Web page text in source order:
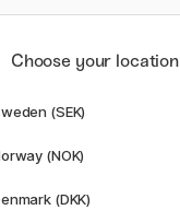
Choose your location
(SEK)
(NOK)
(DKK)